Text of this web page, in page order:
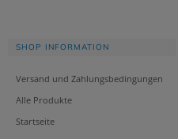
SHOP INFORMATION
Versand und Zahlungsbedingungen
Alle Produkte
Startseite